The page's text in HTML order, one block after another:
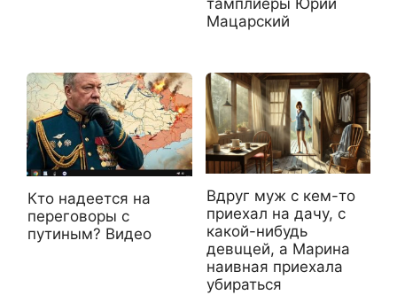
Мацарский
Кто надеется на
переговоры с
путиным? Видео
Вдруг муж с кем-то
приехал на дачу, с
какой-нибудь
девuцей, а Марина
наивная приехала
убираться